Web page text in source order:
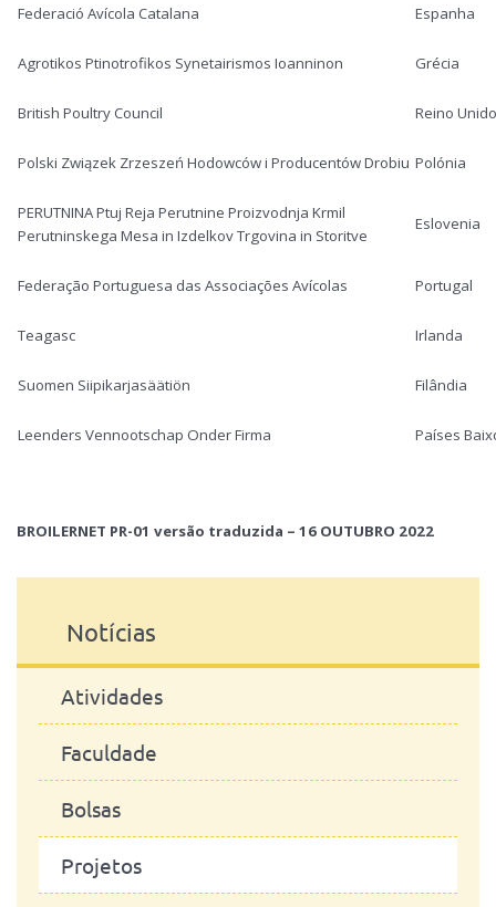
Federació Avícola Catalana Espanha
Agrotikos Ptinotrofikos Synetairismos Ioanninon Grécia
British Poultry Council Reino Unido
Polski Związek Zrzeszeń Hodowców i Producentów Drobiu Polónia
PERUTNINA Ptuj Reja Perutnine Proizvodnja Krmil
Perutninskega Mesa in Izdelkov Trgovina in Storitve
Eslovenia
Federação Portuguesa das Associações Avícolas Portugal
Teagasc Irlanda
Suomen Siipikarjasäätiön Filândia
Leenders Vennootschap Onder Firma Países
BROILERNET PR-01 versão traduzida – 16 OUTUBRO 2022
Notícias
Atividades
Faculdade
Bolsas
Projetos